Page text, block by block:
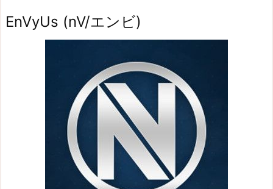
EnVyUs (nV/エンビ)